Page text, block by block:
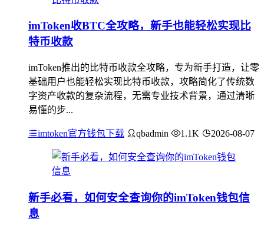
imToken收BTC全攻略，新手也能轻松实现比
特币收款
imToken推出的比特币收款全攻略，专为新手打造，让零
基础用户也能轻松实现比特币收款，攻略简化了传统数
字资产收款的复杂流程，无需专业技术背景，通过清晰
易懂的步...
imtoken官方钱包下载 qbadmin 1.1K 2026-08-07
新手必看，如何安全查询你的imToken钱包信
息